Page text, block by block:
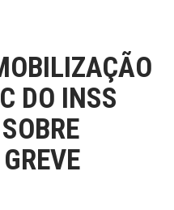
DO INSS